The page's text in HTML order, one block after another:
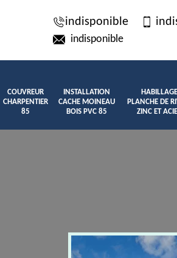
indisponible
indisponible
COUVREUR
CHARPENTIER
85
INSTALLATION
CACHE MOINEAU
BOIS PVC 85
PLANCHE DE
ZINC ET